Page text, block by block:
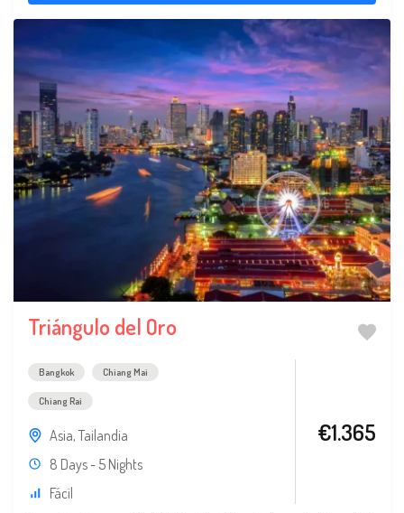
Triángulo del Oro
Bangkok Chiang Mai
Chiang Rai
Asia, Tailandia
8 Days - 5 Nights
Fácil
€1.365